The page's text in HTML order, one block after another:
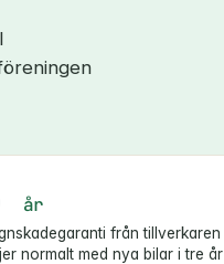
år
från tillverkaren
normalt med nya bilar i tre år